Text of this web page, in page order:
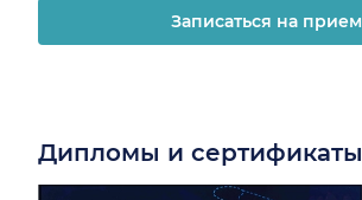
сожалению, не
подходом. Я не знаю,
как в итоге сложится с
Записаться на прием
Дипломы и сертификаты